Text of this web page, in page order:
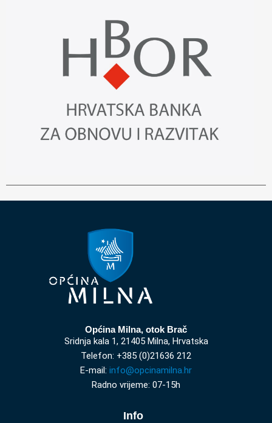
Općina Milna, otok Brač
Sridnja kala 1, 21405 Milna, Hrvatska
Telefon: +385 (0)21636 212
E-mail: info@opcinamilna.hr
Radno vrijeme: 07-15h
Info